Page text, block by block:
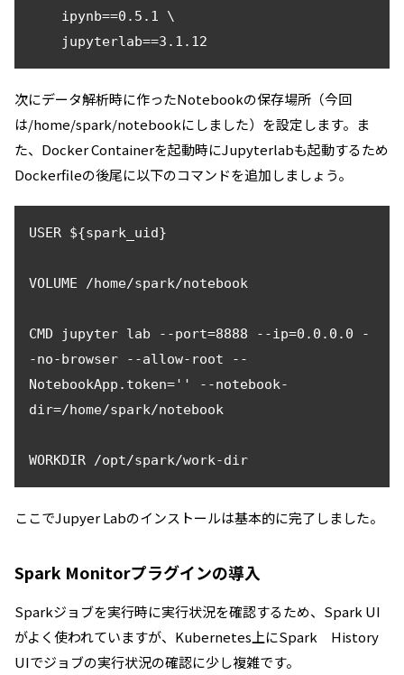
次にデータ解析時に作ったNotebookの保存場所（今回
は/home/spark/notebookにしました）を設定します。ま
た、Docker Containerを起動時にJupyterlabも起動するため
Dockerfileの後尾に以下のコマンドを追加しましょう。
USER ${spark_uid}
VOLUME /home/spark/notebook
CMD jupyter lab --port=8888 --ip=0.0.0.0 -
-no-browser --allow-root --
NotebookApp.token='' --notebook-
dir=/home/spark/notebook
ここでJupyer Labのインストールは基本的に完了しました。
Spark Monitorプラグインの導入
Sparkジョブを実行時に実行状況を確認するため、Spark UI
がよく使われていますが、Kubernetes上にSpark History
UIでジョブの実行状況の確認に少し複雑です。